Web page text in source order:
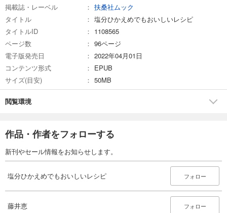
掲載誌・レーベル
扶桑社ムック
タイトル
塩分ひかえめでもおいしいレシピ
タイトルID
1108565
ページ数
96ページ
電子版発売日
2022年04月01日
コンテンツ形式
EPUB
サイズ(目安)
50MB
閲覧環境
作品・作者をフォローする
新刊やセール情報をお知らせします。
塩分ひかえめでもおいしいレシピ フォロー
藤井恵 フォロー